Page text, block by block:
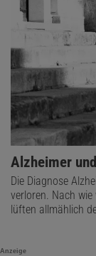
Alzheimer
Die Diagnose
verloren. Nach
lüften allmählich
Anzeige